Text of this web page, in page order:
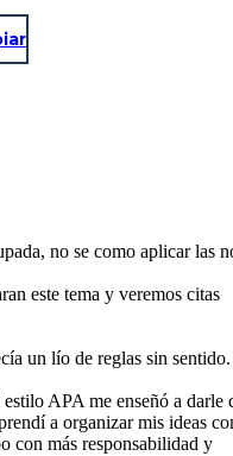
no se como aplicar las
este tema y veremos citas
un lío de reglas sin sentido.
APA me enseñó a darle
a organizar mis ideas
con más responsabilidad y